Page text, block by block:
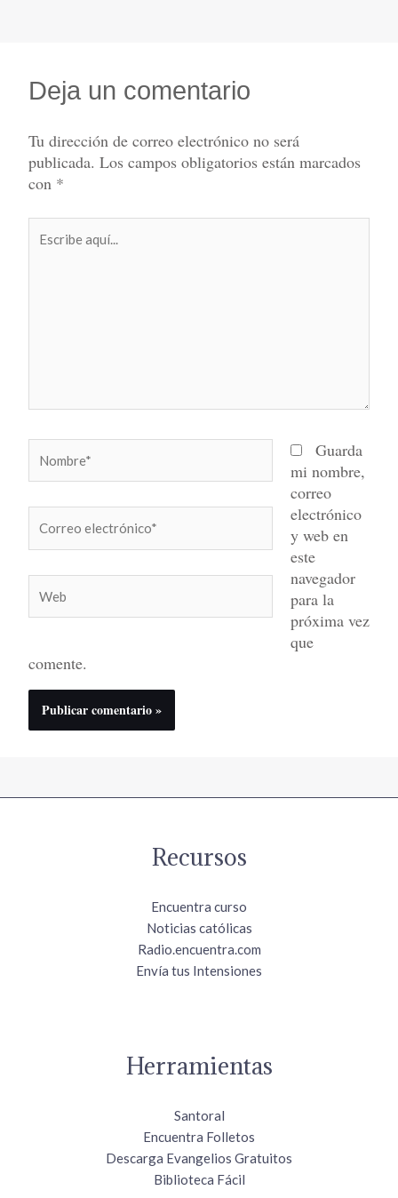
Deja un comentario
Tu dirección de correo electrónico no será
publicada. Los campos obligatorios están marcados
con *
aquí...
electrónico*
Guarda
mi nombre,
correo
electrónico
y web en
este
navegador
para la
próxima vez
que
comente.
Recursos
Encuentra curso
Noticias católicas
Radio.encuentra.com
Envía tus Intensiones
Herramientas
Santoral
Encuentra Folletos
Descarga Evangelios Gratuitos
Biblioteca Fácil